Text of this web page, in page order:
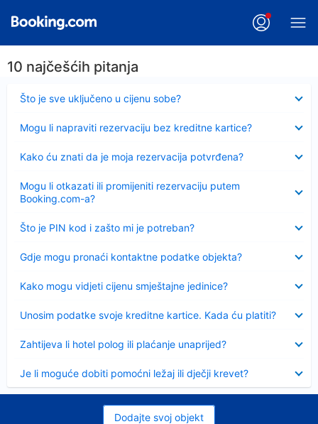
10 najčešćih pitanja
Što je sve uključeno u cijenu sobe?
Sažeto
Mogu li napraviti rezervaciju bez kreditne kartice?
Kako ću znati da je moja rezervacija potvrđena?
Mogu li otkazati ili promijeniti rezervaciju putem
Booking.com-a?
Što je PIN kod i zašto mi je potreban?
Sažeto
Gdje mogu pronaći kontaktne podatke objekta?
Kako mogu vidjeti cijenu smještajne jedinice?
Unosim podatke svoje kreditne kartice. Kada ću platiti?
Zahtijeva li hotel polog ili plaćanje unaprijed?
Je li moguće dobiti pomoćni ležaj ili dječji krevet?
Dodajte svoj objekt